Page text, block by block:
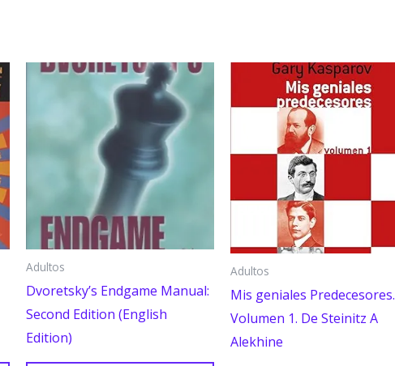
Adultos
Dvoretsky’s Endgame Manual:
Second Edition (English
Edition)
Adultos
Mis geniales Predecesores.
Volumen 1. De Steinitz A
Alekhine